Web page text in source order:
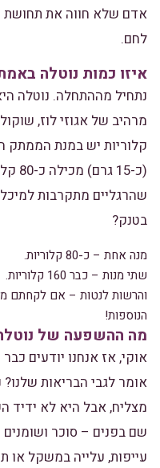
אדם שלא חווה את
לחם.
איזו כמות נוטלה
נתחיל מההתחלה. נוטלה
מרהיב של אגוזי לוז,
קלוריות יש במנת הממתק
(כ-
שהרגליים מתקרבות
בטנק?
מנה אחת – כ-80 קלוריות.
שתי מנות – כבר 160 קלוריות.
והרשות לנטות – אם לקחתם
הנוספות!
מה ההשפעה של
אוקי, אז אנחנו יודעים
אומר לגבי הבריאות
מצליח, אבל היא לא ידיד
שם בפנים – סוכר ושומנים
עייפות, עלייה במשקל או